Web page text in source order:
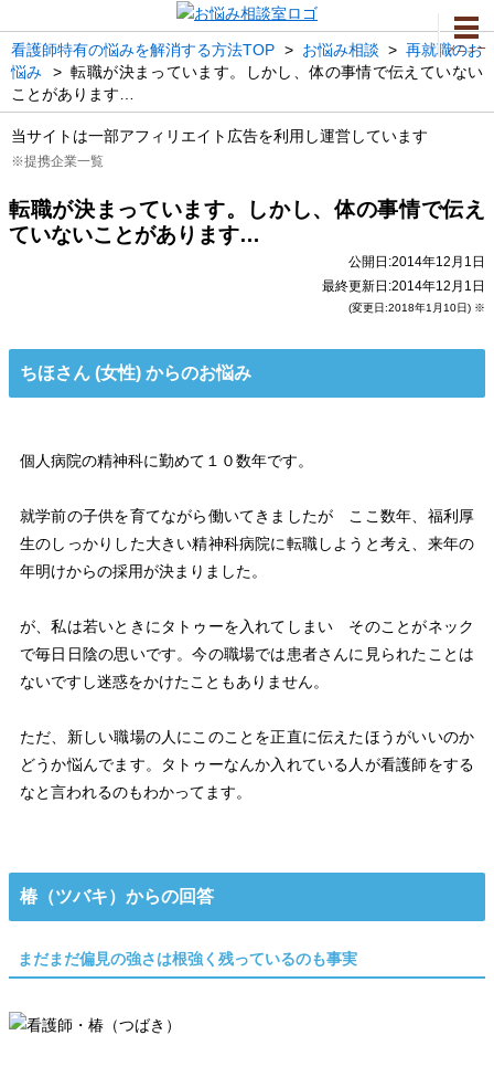
メニュー
看護師特有の悩みを解消する方法TOP > お悩み相談 > 再就職のお
悩み >転職が決まっています。しかし、体の事情で伝えていない
ことがあります…
当サイトは一部アフィリエイト広告を利用し運営しています
※提携企業一覧
転職が決まっています。しかし、体の事情で伝え
ていないことがあります…
公開日:2014年12月1日
最終更新日:2014年12月1日
(変更日:2018年1月10日) ※
ちほさん (女性) からのお悩み
個人病院の精神科に勤めて１０数年です。
就学前の子供を育てながら働いてきましたが ここ数年、福利厚
生のしっかりした大きい精神科病院に転職しようと考え、来年の
年明けからの採用が決まりました。
が、私は若いときにタトゥーを入れてしまい そのことがネック
で毎日日陰の思いです。今の職場では患者さんに見られたことは
ないですし迷惑をかけたこともありません。
ただ、新しい職場の人にこのことを正直に伝えたほうがいいのか
どうか悩んでます。タトゥーなんか入れている人が看護師をする
なと言われるのもわかってます。
椿（ツバキ）からの回答
まだまだ偏見の強さは根強く残っているのも事実